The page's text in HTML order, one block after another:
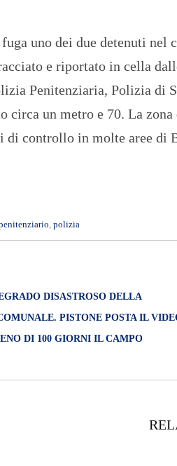
uno dei due detenuti
e riportato in cella
Penitenziaria, Polizia di
circa un metro e 70. La
di controllo in molte aree di
polizia
DISASTROSO DELLA
PISTONE POSTA IL
DI 100 GIORNI IL CAMPO